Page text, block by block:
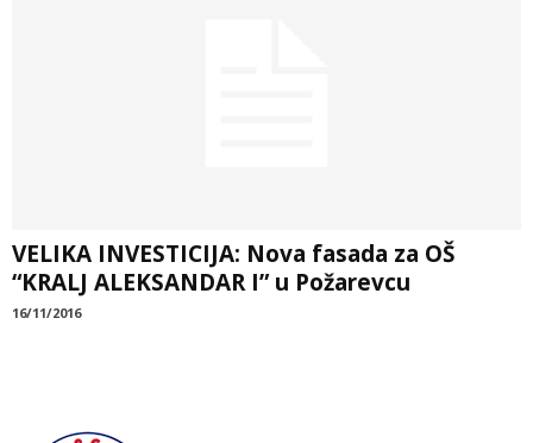
VELIKA INVESTICIJA: Nova fasada za OŠ
“KRALJ ALEKSANDAR I” u Požarevcu
16/11/2016